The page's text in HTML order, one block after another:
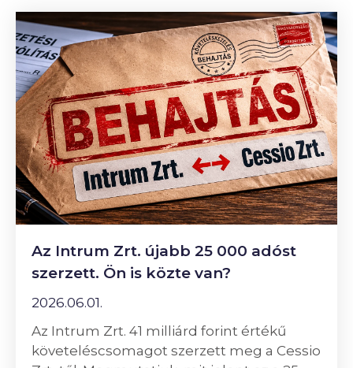
Az Intrum Zrt. újabb 25 000 adóst
szerzett. Ön is közte van?
2026.06.01.
Az Intrum Zrt. 41 milliárd forint értékű
követeléscsomagot szerzett meg a Cessio